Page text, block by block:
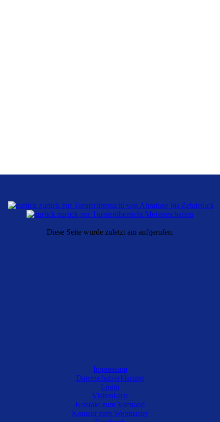
zurück zur Turnierübersicht von Abrafaxe bis Zehdenick
zurück zur Turnierübersicht Meisterschaften
Diese Seite wurde zuletzt am aufgerufen.
Impressum
Datenschutzerklärung
Login
Visitenkarte
Kontakt zum Vorstand
Kontakt zum Webmaster